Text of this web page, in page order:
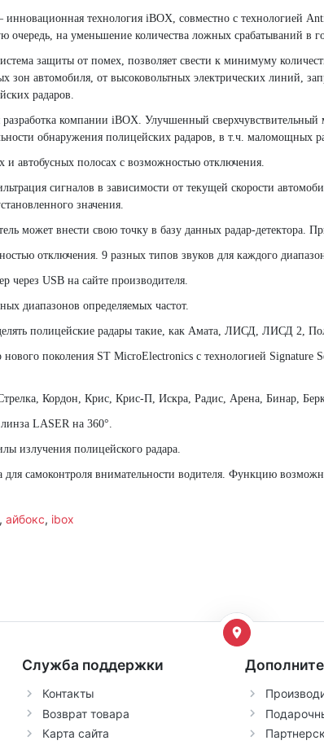
технология iBOX, совместно с технологией
очередь, на уменьшение количества ложных срабатываний в
защиты от помех, позволяет свести к минимуму
зон автомобиля, от высоковольтных электрических линий,
радаров.
компании iBOX. Улучшенный сверхчувствительный
обнаружения полицейских радаров, в т.ч. маломощных
и автобусных полосах с возможностью отключения.
сигналов в зависимости от текущей скорости
значения.
может внести свою точку в базу данных радар-детектора.
отключения. 9 разных типов звуков для каждого
через USB на сайте производителя.
диапазонов определяемых частот.
полицейские радары такие, как Амата, ЛИСД, ЛИСД 2,
поколения ST MicroElectronics с технологией Signature
Кордон, Крис, Крис-П, Искра, Радис, Арена, Бинар,
LASER на 360°.
излучения полицейского радара.
самоконтроля внимательности водителя. Функцию
айбокс, ibox
Служба поддержки
Контакты
Возврат товара
Карта сайта